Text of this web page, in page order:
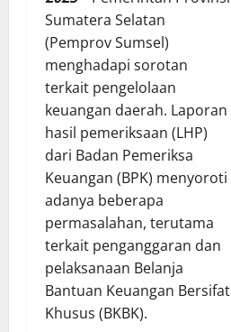
Sumatera Selatan
(Pemprov Sumsel)
menghadapi sorotan
terkait pengelolaan
keuangan daerah. Laporan
hasil pemeriksaan (LHP)
dari Badan Pemeriksa
Keuangan (BPK) menyoroti
adanya beberapa
permasalahan, terutama
terkait penganggaran dan
pelaksanaan Belanja
Bantuan Keuangan Bersifat
Khusus (BKBK).